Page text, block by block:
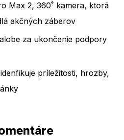
Max 2, 360˚ kamera, ktorá
akčných záberov
za ukončenie podpory
príležitosti, hrozby,